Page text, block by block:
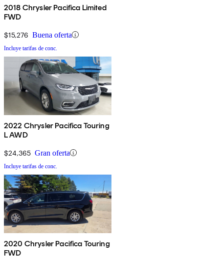
2018 Chrysler Pacifica Limited
FWD
$15,276 Buena oferta
Incluye tarifas de conc.
2022 Chrysler Pacifica Touring
L AWD
$24,365 Gran oferta
Incluye tarifas de conc.
2020 Chrysler Pacifica Touring
FWD